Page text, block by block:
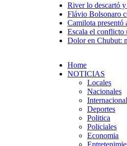
River lo descartó
Flávio Bolsonaro
Camilota presentó
Escala el conflicto
Dolor en Chubut:
Home
NOTICIAS
Locales
Nacionales
Deportes
Politica
Policiales
Economia